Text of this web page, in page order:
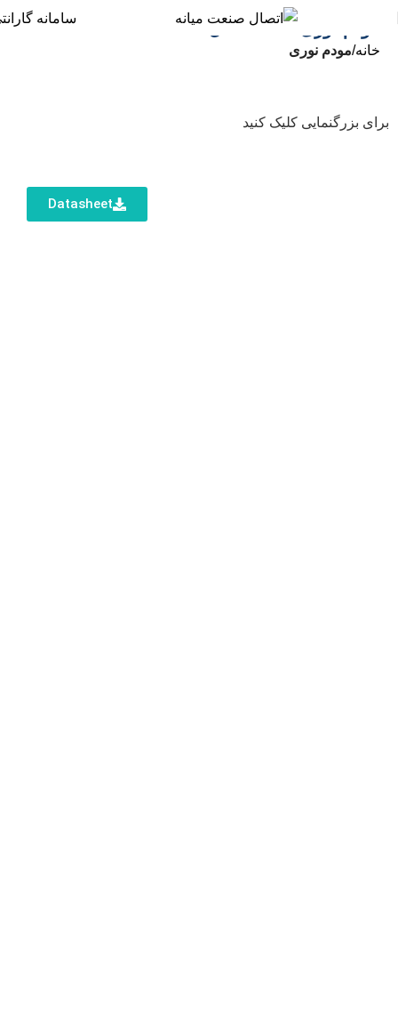
سامانه
خانه مودم نوری
Datasheet
برای بزرگنمایی کلیک کنید